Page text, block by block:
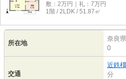
敷：2万円｜礼：7万円
1階 / 2LDK / 51.87㎡
所在地
奈良県
0
交通
近鉄
分